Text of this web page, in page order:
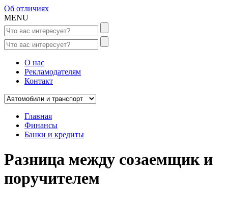
Об отличиях
MENU
О нас
Рекламодателям
Контакт
Главная
Финансы
Банки и кредиты
Разница между созаемщик и
поручителем